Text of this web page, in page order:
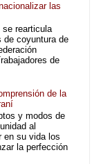
las
se rearticula
de coyuntura de
de
de la
y modos de
al
en su vida los
la perfección